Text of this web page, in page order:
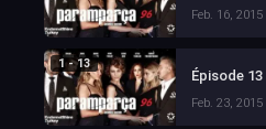
Feb. 16, 2015
1 - 13
Épisode 13
Feb. 23, 2015